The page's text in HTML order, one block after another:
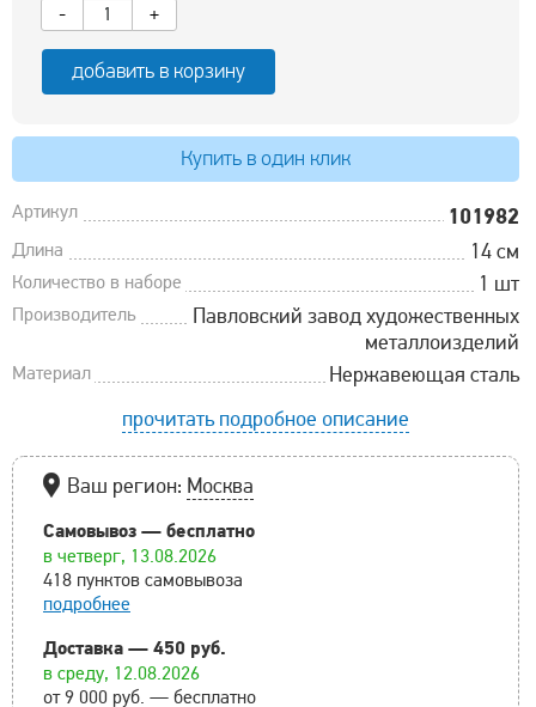
-
+
добавить в корзину
Купить в один клик
Артикул 101982
Длина 14 см
Количество в наборе 1 шт
Производитель
Павловский завод художественных
металлоизделий
Материал
Нержавеющая сталь
прочитать подробное описание
Ваш регион: Москва
Самовывоз — бесплатно
в четверг, 13.08.2026
418 пунктов самовывоза
подробнее
Доставка — 450 руб.
в среду, 12.08.2026
от 9 000 руб. — бесплатно